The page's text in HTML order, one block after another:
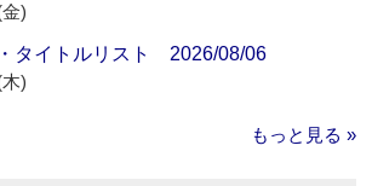
)
タイトルリスト 2026/08/06
)
もっと見る »